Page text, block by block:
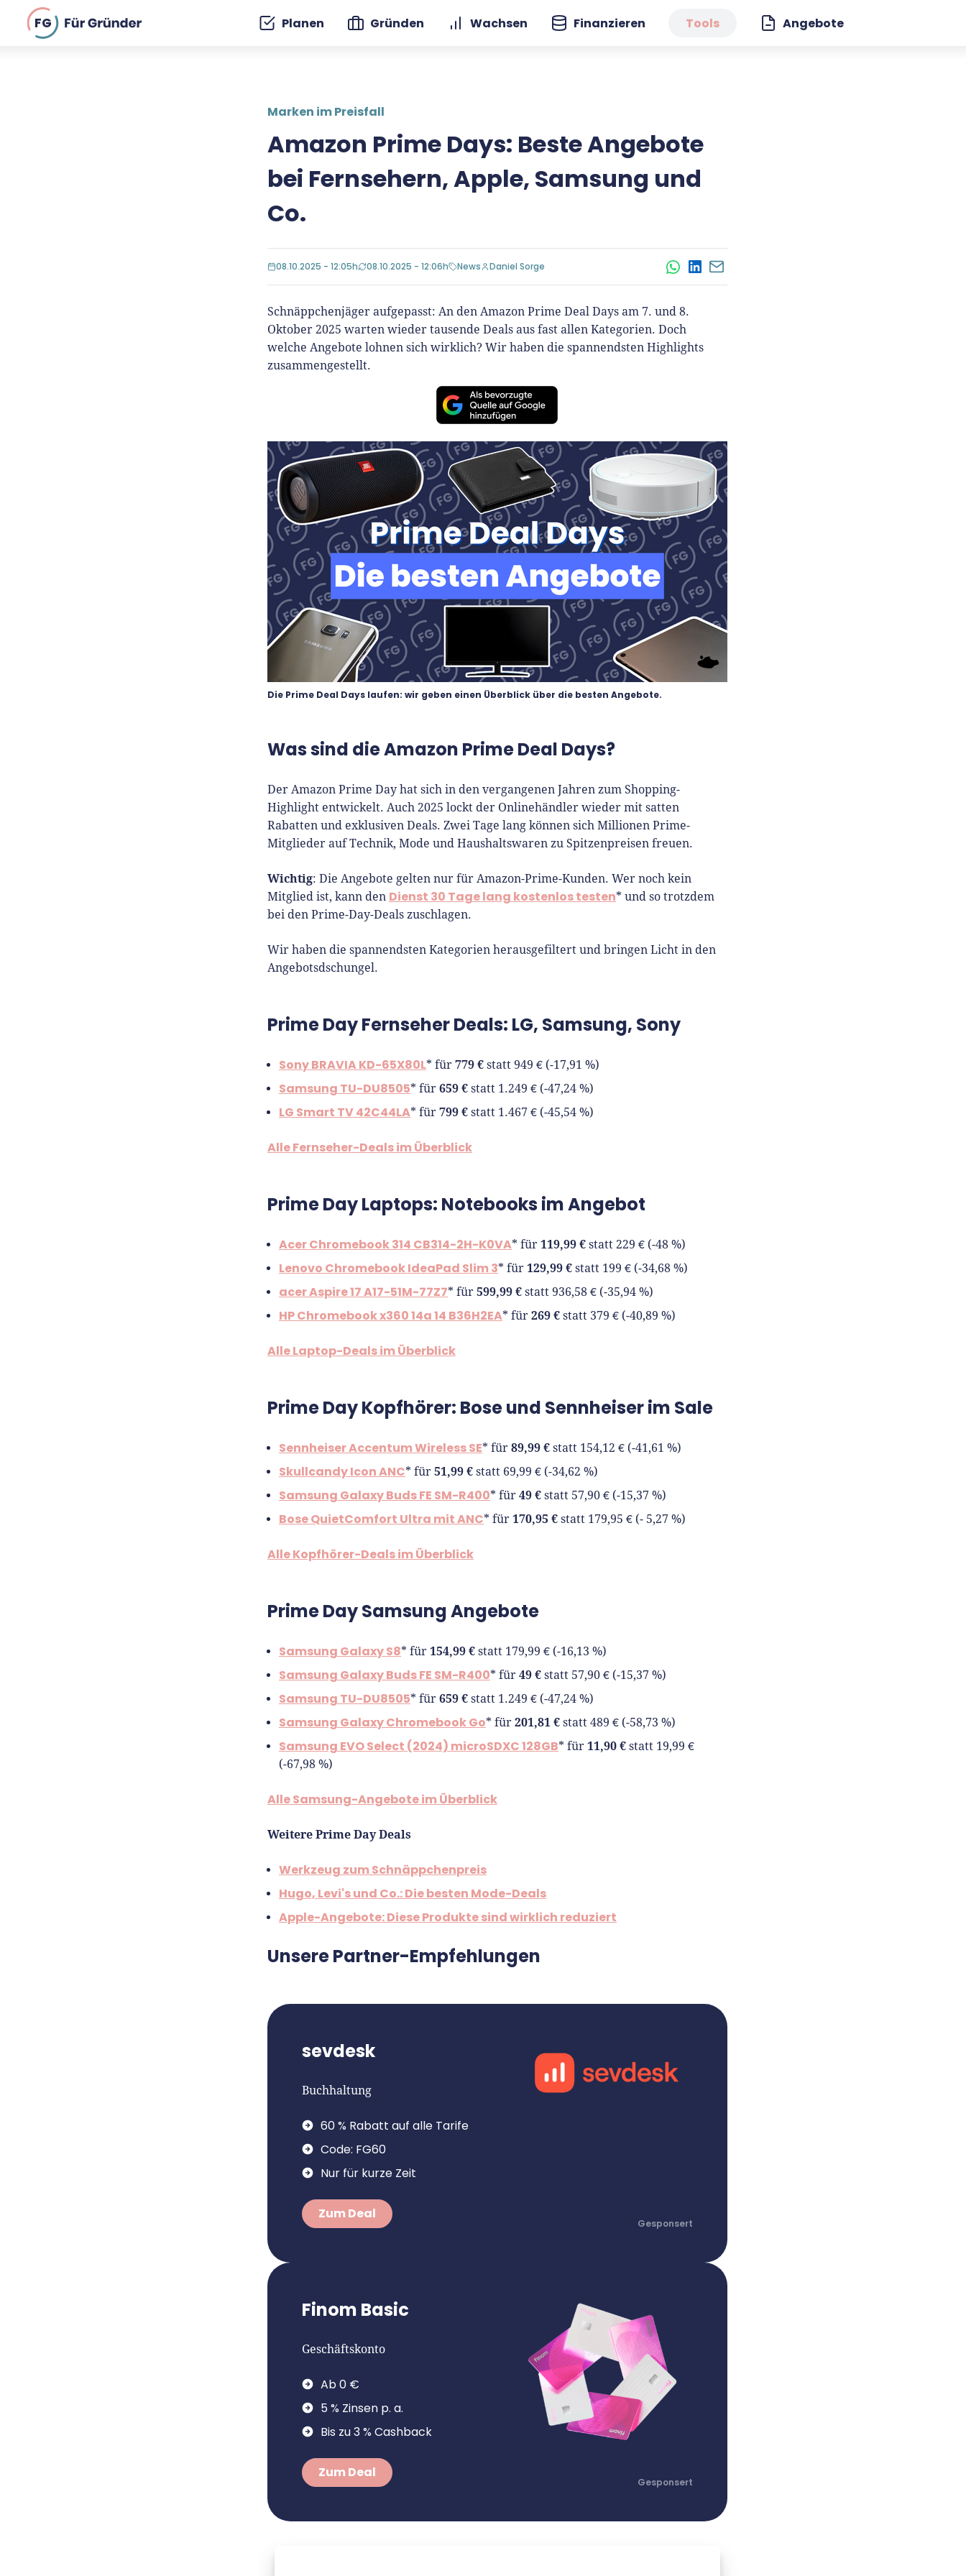
FG Planen Gründen Wachsen Finanzieren Tools Angebote
Marken im Preisfall
Amazon Prime Days: Beste Angebote
bei Fernsehern, Apple, Samsung und
Co.
08.10.2025 - 12:05h 08.10.2025 - 12:06h News Daniel Sorge WhatsApp
LinkedIn
E-Mail
Schnäppchenjäger aufgepasst: An den Amazon Prime Deal Days am 7. und 8.
Oktober 2025 warten wieder tausende Deals aus fast allen Kategorien. Doch
welche Angebote lohnen sich wirklich? Wir haben die spannendsten Highlights
zusammengestellt.
Die Prime Deal Days laufen: wir geben einen Überblick über die besten Angebote.
Was sind die Amazon Prime Deal Days?
Der Amazon Prime Day hat sich in den vergangenen Jahren zum Shopping-
Highlight entwickelt. Auch 2025 lockt der Onlinehändler wieder mit satten
Rabatten und exklusiven Deals. Zwei Tage lang können sich Millionen Prime-
Mitglieder auf Technik, Mode und Haushaltswaren zu Spitzenpreisen freuen.
Wichtig: Die Angebote gelten nur für Amazon-Prime-Kunden. Wer noch kein
Mitglied ist, kann den Dienst 30 Tage lang kostenlos testen* und so trotzdem
bei den Prime-Day-Deals zuschlagen.
Wir haben die spannendsten Kategorien herausgefiltert und bringen Licht in den
Angebotsdschungel.
Prime Day Fernseher Deals: LG, Samsung, Sony
Sony BRAVIA KD-65X80L* für 779 €statt 949 € (-17,91 %)
Samsung TU-DU8505* für 659 €statt 1.249 € (-47,24 %)
LG Smart TV 42C44LA* für 799 €statt 1.467 € (-45,54 %)
Alle Fernseher-Deals im Überblick
Prime Day Laptops: Notebooks im Angebot
Acer Chromebook 314 CB314-2H-K0VA* für 119,99 €statt 229 € (-48 %)
Lenovo Chromebook IdeaPad Slim 3* für 129,99 €statt 199 € (-34,68 %)
acer Aspire 17 A17-51M-77Z7* für 599,99 €statt 936,58 € (-35,94 %)
HP Chromebook x360 14a 14 B36H2EA* für 269 €statt 379 € (-40,89 %)
Alle Laptop-Deals im Überblick
Prime Day Kopfhörer: Bose und Sennheiser im Sale
Sennheiser Accentum Wireless SE* für 89,99 €statt 154,12 € (-41,61 %)
Skullcandy Icon ANC* für 51,99 €statt 69,99 € (-34,62 %)
Samsung Galaxy Buds FE SM-R400* für 49 € statt 57,90 € (-15,37 %)
Bose QuietComfort Ultra mit ANC* für 170,95 €statt 179,95 € (- 5,27 %)
Alle Kopfhörer-Deals im Überblick
Prime Day Samsung Angebote
Samsung Galaxy S8* für 154,99 €statt 179,99 € (-16,13 %)
Samsung Galaxy Buds FE SM-R400* für 49 € statt 57,90 € (-15,37 %)
Samsung TU-DU8505* für 659 €statt 1.249 € (-47,24 %)
Samsung Galaxy Chromebook Go* für 201,81 €statt 489 € (-58,73 %)
Samsung EVO Select (2024) microSDXC 128GB* für 11,90 €statt 19,99 €
(-67,98 %)
Alle Samsung-Angebote im Überblick
Weitere Prime Day Deals
Werkzeug zum Schnäppchenpreis
Hugo, Levi's und Co.: Die besten Mode-Deals
Apple-Angebote: Diese Produkte sind wirklich reduziert
Unsere Partner-Empfehlungen
sevdesk
Buchhaltung
60 % Rabatt auf alle Tarife
Code: FG60
Nur für kurze Zeit
Zum Deal
Finom Basic
Geschäftskonto
Ab 0 €
5 % Zinsen p. a.
Bis zu 3 % Cashback
Zum Deal